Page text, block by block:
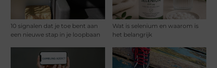
10 signalen dat je toe bent aan
een nieuwe stap in je loopbaan
Wat is selenium en waarom is
het belangrijk